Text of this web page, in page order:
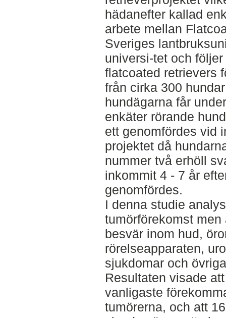
hädanefter kallad
arbete mellan
Sveriges
universi-tet och
flatcoated retrievers
från cirka 300
hundägarna får
enkäter rörande
ett genomfördes vid
projektet då
nummer två erhöll
inkommit 4 - 7 år
genomfördes.
I denna studie
tumörförekomst
besvär inom hud,
rörelseapparaten,
sjukdomar och
Resultaten visade
vanligaste
tumörerna, och att